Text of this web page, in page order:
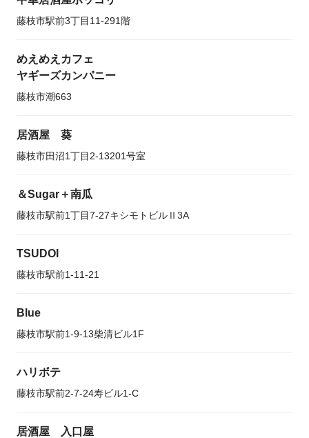
藤枝市駅前3丁目11-291階
めえめえカフェ
ヤギーズカンパニー
藤枝市潮663
居酒屋 葵
藤枝市田沼1丁目2-13201号室
＆Sugar＋南瓜
藤枝市駅前1丁目7-27キシモトビルⅡ3A
TSUDOI
藤枝市駅前1-11-21
Blue
藤枝市駅前1-9-13柴清ビル1F
ハリボテ
藤枝市駅前2-7-24寿ビル1-C
居酒屋 入口屋